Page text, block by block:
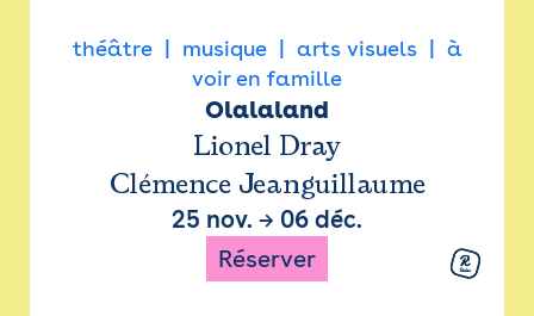
théâtre musique arts visuels
à
voir en famille
Olalaland
Lionel Dray
Clémence Jeanguillaume
25 nov. → 06 déc.
Réserver